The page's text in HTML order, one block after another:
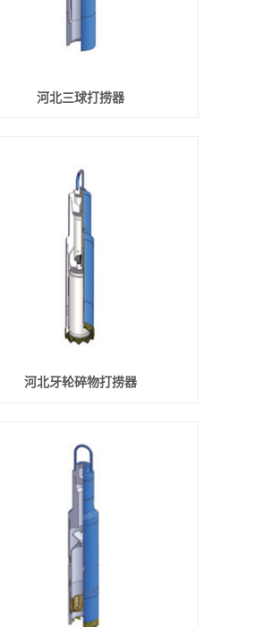
河北三球打捞器
河北牙轮碎物打捞器